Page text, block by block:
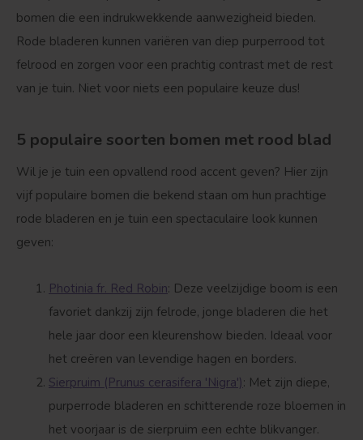
bomen die een indrukwekkende aanwezigheid bieden.
Rode bladeren kunnen variëren van diep purperrood tot
felrood en zorgen voor een prachtig contrast met de rest
van je tuin. Niet voor niets een populaire keuze dus!
5 populaire soorten bomen met rood blad
Wil je je tuin een opvallend rood accent geven? Hier zijn
vijf populaire bomen die bekend staan om hun prachtige
rode bladeren en je tuin een spectaculaire look kunnen
geven:
Photinia fr. Red Robin: Deze veelzijdige boom is een
favoriet dankzij zijn felrode, jonge bladeren die het
hele jaar door een kleurenshow bieden. Ideaal voor
het creëren van levendige hagen en borders.
Sierpruim (Prunus cerasifera 'Nigra'): Met zijn diepe,
purperrode bladeren en schitterende roze bloemen in
het voorjaar is de sierpruim een echte blikvanger.